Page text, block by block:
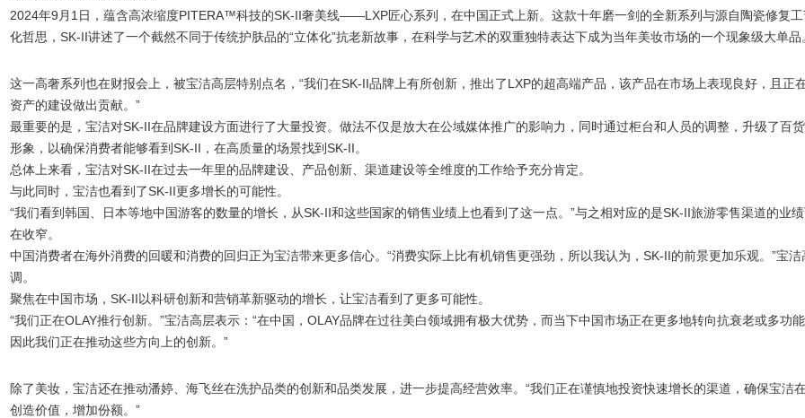
2024年9月1日，蕴含高浓缩度PITERA™科技的SK-II奢美线——LXP匠心系列，在中国正式上新。这款十年磨一剑的全新系列与源自陶瓷修复工
化哲思，SK-II讲述了一个截然不同于传统护肤品的“立体化”抗老新故事，在科学与艺术的双重独特表达下成为当年美妆市场的一个现象级大单品
这一高奢系列也在财报会上，被宝洁高层特别点名，“我们在SK-II品牌上有所创新，推出了LXP的超高端产品，该产品在市场上表现良好，且正
资产的建设做出贡献。”
最重要的是，宝洁对SK-II在品牌建设方面进行了大量投资。做法不仅是放大在公域媒体推广的影响力，同时通过柜台和人员的调整，升级了百
形象，以确保消费者能够看到SK-II，在高质量的场景找到SK-II。
总体上来看，宝洁对SK-II在过去一年里的品牌建设、产品创新、渠道建设等全维度的工作给予充分肯定。
与此同时，宝洁也看到了SK-II更多增长的可能性。
“我们看到韩国、日本等地中国游客的数量的增长，从SK-II和这些国家的销售业绩上也看到了这一点。”与之相对应的是SK-II旅游零售渠道的业
在收窄。
中国消费者在海外消费的回暖和消费的回归正为宝洁带来更多信心。“消费实际上比有机销售更强劲，所以我认为，SK-II的前景更加乐观。”宝洁
调。
聚焦在中国市场，SK-II以科研创新和营销革新驱动的增长，让宝洁看到了更多可能性。
“我们正在OLAY推行创新。”宝洁高层表示：“在中国，OLAY品牌在过往美白领域拥有极大优势，而当下中国市场正在更多地转向抗衰老或多功能
因此我们正在推动这些方向上的创新。”
除了美妆，宝洁还在推动潘婷、海飞丝在洗护品类的创新和品类发展，进一步提高经营效率。“我们正在谨慎地投资快速增长的渠道，确保宝洁
创造价值，增加份额。”